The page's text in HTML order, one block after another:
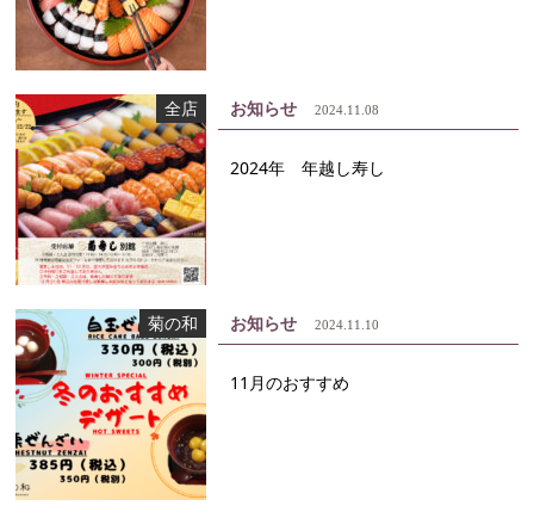
全店 お知らせ 2024.11.08
2024年 年越し寿し
菊の和 お知らせ 2024.11.10
11月のおすすめ